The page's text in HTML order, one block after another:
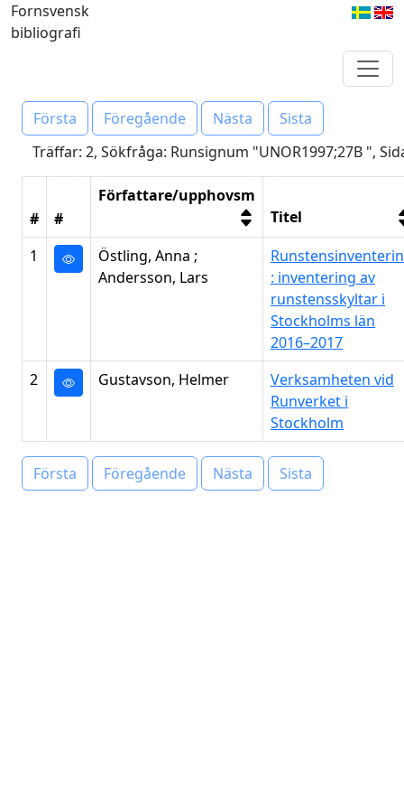
Fornsvensk
bibliografi
Första Föregående Nästa
Sista
Träffar: 2, Sökfråga: Runsignum "UNOR1997;27B ",
# #
Författare/upphovsm
Titel
1
Östling, Anna ;
Andersson, Lars
: inventering av
runstensskyltar i
Stockholms län
2016–2017
2
Gustavson, Helmer
Verksamheten vid
Runverket i
Stockholm
Första Föregående Nästa Sista